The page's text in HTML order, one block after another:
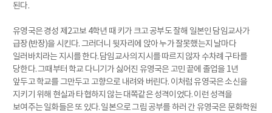
된다.
유영국은 경성 제2고보 4학년 때 키가 크고 공부도 잘해 일본인 담임교사가
급장(반장)을 시킨다. 그러더니 뒷자리에 앉아 누가 잘못했는지 날마다
일러바치라는 지시를 한다. 담임교사의 지시를 따르지 않자 수차례 구타를
당한다. 그때부터 학교 다니기가 싫어진 유영국은 고민 끝에 졸업을 1년
앞두고 학교를 그만두고 고향으로 내려와 버린다. 이처럼 유영국은 소신을
지키기 위해 현실과 타협하지 않는 대쪽같은 성격이었다. 이런 성격을
보여주는 일화들은 또 있다. 일본으로 그림 공부를 하러 간 유영국은 문화학원